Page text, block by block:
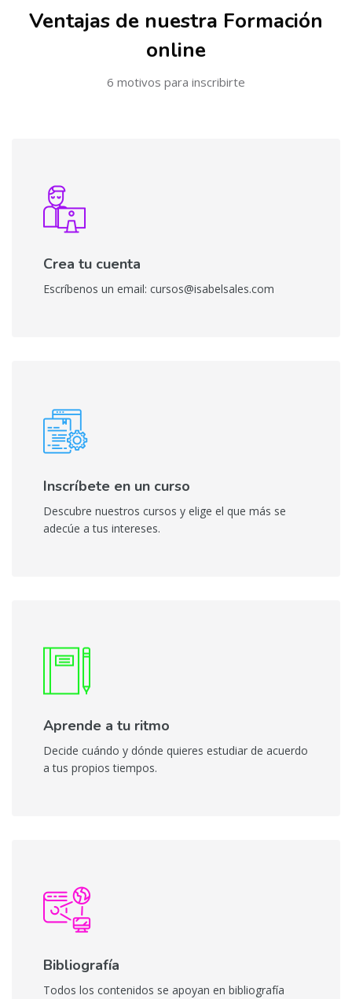
Ventajas de nuestra Formación
online
6 motivos para inscribirte
Crea tu cuenta
Escríbenos un email: cursos@isabelsales.com
Inscríbete en un curso
Descubre nuestros cursos y elige el que más se
adecúe a tus intereses.
Aprende a tu ritmo
Decide cuándo y dónde quieres estudiar de acuerdo
a tus propios tiempos.
Bibliografía
Todos los contenidos se apoyan en bibliografía